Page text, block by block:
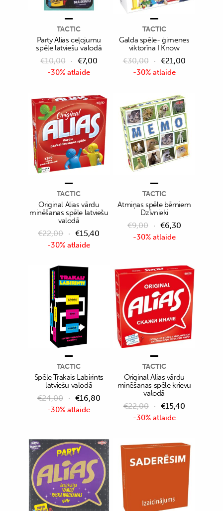
-30% atlaide
TACTIC
Party Alias ceļojumu
spēle latviešu valodā
€10,00 €7,00
-30% atlaide
TACTIC
Galda spēle- ģimenes
viktorīna I Know
€30,00 €21,00
-30% atlaide
TACTIC
Original Alias vārdu
minēšanas spēle latviešu
valodā
€22,00 €15,40 -30% atlaide
TACTIC
Atmiņas spēle bērniem
Dzīvnieki
€9,00 €6,30
-30% atlaide
TACTIC
Spēle Trakais Labirints
latviešu valodā
€24,00 €16,80
-30% atlaide
TACTIC
Original Alias vārdu
minēšanas spēle krievu
valodā
€22,00 €15,40